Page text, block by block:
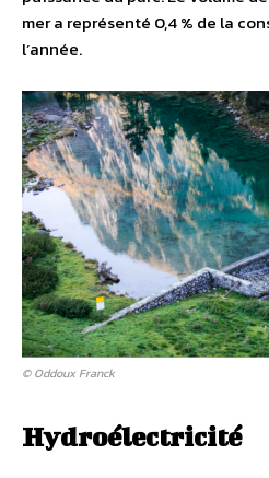
mer a représenté 0,4 % de la
l’année.
© Oddoux Franck
Hydroélectricité